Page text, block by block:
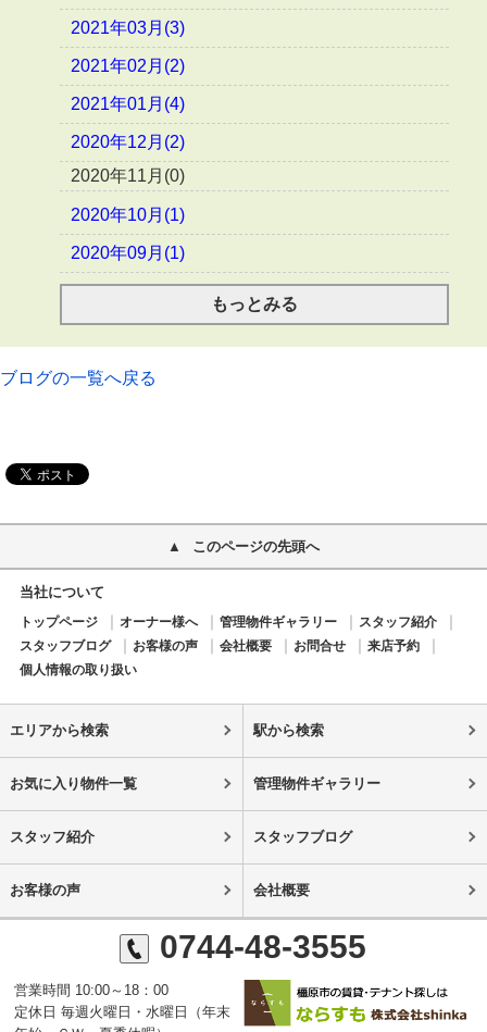
2021年03月(3)
2021年02月(2)
2021年01月(4)
2020年12月(2)
2020年11月(0)
2020年10月(1)
2020年09月(1)
もっとみる
ブログの一覧へ戻る
このページの先頭へ
当社について
トップページ オーナー様へ 管理物件ギャラリー
スタッフ紹介
スタッフブログ
お客様の声 会社概要 お問合せ
来店予約
個人情報の取り扱い
エリアから検索 駅から検索
お気に入り物件一覧 管理物件ギャラリー
スタッフ紹介 スタッフブログ
お客様の声 会社概要
0744-48-3555
営業時間 10:00～18：00
定休日 毎週火曜日・水曜日（年末